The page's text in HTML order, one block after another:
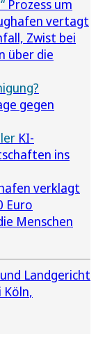
Prozess um
vertagt
Zwist bei
über die
gegen
KI-
ins
verklagt
Euro
Menschen
Landgericht
Köln